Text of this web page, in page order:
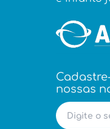
nossas